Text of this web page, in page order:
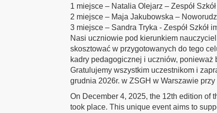
1 miejsce – Natalia Olejarz – Zespół
2 miejsce – Maja Jakubowska –
3 miejsce – Sandra Tryka - Zespół Szkół
Nasi uczniowie pod kierunkiem
skosztować w przygotowanych do tego
kadry pedagogicznej i uczniów, ponieważ
Gratulujemy wszystkim uczestnikom i
grudnia 2026r. w ZSGH w Warszawie
On December 4, 2025, the 12th edition of
took place. This unique event aims to